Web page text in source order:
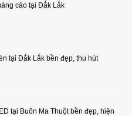
cáo tại Đắk Lắk
tại Đắk Lắk bền đẹp, thu hút
tại Buôn Ma Thuột bền đẹp, hiện